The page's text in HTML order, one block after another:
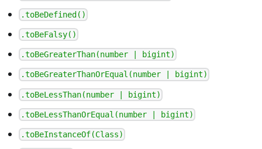
.toBeDefined()
.toBeFalsy()
.toBeGreaterThan(number | bigint)
.toBeGreaterThanOrEqual(number | bigint)
.toBeLessThan(number | bigint)
.toBeLessThanOrEqual(number | bigint)
.toBeInstanceOf(Class)